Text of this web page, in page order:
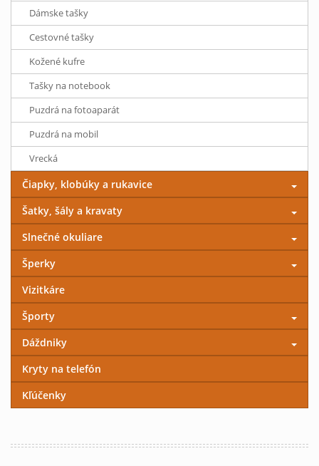
Dámske tašky
Cestovné tašky
Kožené kufre
Tašky na notebook
Puzdrá na fotoaparát
Puzdrá na mobil
Vrecká
Čiapky, klobúky a rukavice
Šatky, šály a kravaty
Slnečné okuliare
Šperky
Vizitkáre
Športy
Dáždniky
Kryty na telefón
Kľúčenky